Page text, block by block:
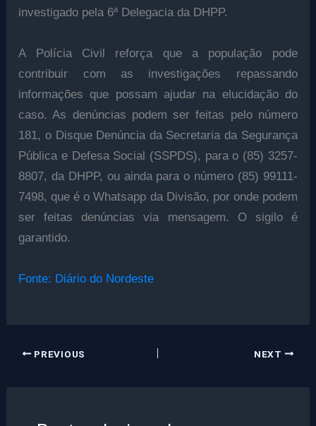
investigado pela 6ª Delegacia da DHPP.
A Polícia Civil reforça que a população pode
contribuir com as investigações repassando
informações que possam ajudar na elucidação do
caso. As denúncias podem ser feitas pelo número
181, o Disque Denúncia da Secretaria da Segurança
Pública e Defesa Social (SSPDS), para o‪ (85) 3257-
8807, da DHPP, ou ainda para o número ‪(85) 99111-
7498, que é o Whatsapp da Divisão, por onde podem
ser feitas denúncias via mensagem. O sigilo é
garantido.
Fonte: Diário do Nordeste
PREVIOUS NEXT